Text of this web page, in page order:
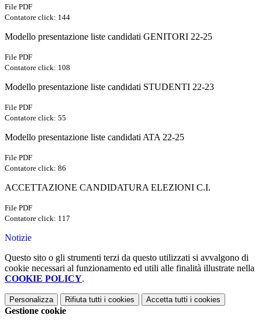
File PDF
Contatore click: 144
Modello presentazione liste candidati GENITORI 22-25
File PDF
Contatore click: 108
Modello presentazione liste candidati STUDENTI 22-23
File PDF
Contatore click: 55
Modello presentazione liste candidati ATA 22-25
File PDF
Contatore click: 86
ACCETTAZIONE CANDIDATURA ELEZIONI C.I.
File PDF
Contatore click: 117
Notizie
Questo sito o gli strumenti terzi da questo utilizzati si avvalgono di
cookie necessari al funzionamento ed utili alle finalità illustrate nella
COOKIE POLICY.
Personalizza Rifiuta tutti i cookies Accetta tutti i cookies
Gestione cookie